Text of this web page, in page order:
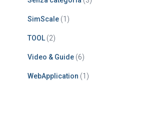
SimScale (1)
TOOL (2)
Video & Guide (6)
WebApplication (1)